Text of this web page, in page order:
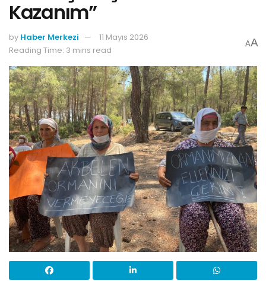
Kazanım”
by Haber Merkezi
11 Mayıs 2026
Reading Time: 3 mins read
AA